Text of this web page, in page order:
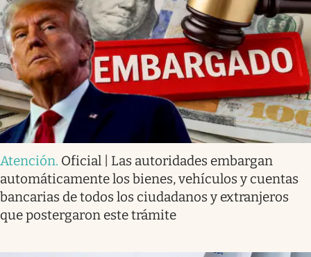
Atención. Oficial | Las autoridades embargan
automáticamente los bienes, vehículos y cuentas
bancarias de todos los ciudadanos y extranjeros
que postergaron este trámite